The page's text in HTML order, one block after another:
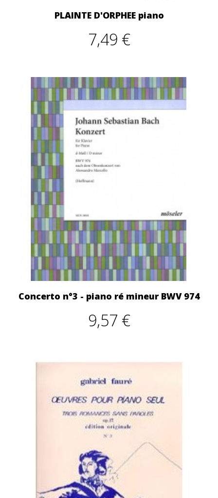
PLAINTE D'ORPHEE piano
7,49 €
Concerto n°3 - piano ré mineur BWV 974
9,57 €